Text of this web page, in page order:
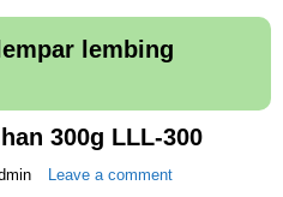
lembing
300g LLL-300
Leave a comment